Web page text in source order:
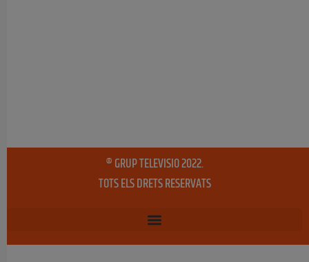
® GRUP TELEVISIO 2022.
TOTS ELS DRETS RESERVATS